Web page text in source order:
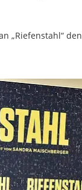
„Riefenstahl“ den